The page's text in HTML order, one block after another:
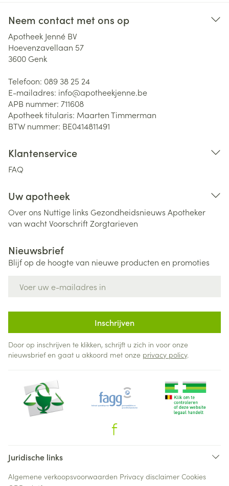
Neem contact met ons op
Apotheek Jenné BV
Hoevenzavellaan 57
3600 Genk
Telefoon: 089 38 25 24
E-mailadres: info@apotheekjenne.be
APB nummer: 711608
Apotheek titularis: Maarten Timmerman
BTW nummer: BE0414811491
Klantenservice
FAQ
Uw apotheek
Over ons Nuttige links Gezondheidsnieuws Apotheker
van wachtVoorschriftZorgtarieven
Nieuwsbrief
Blijf op de hoogte van nieuwe producten en promoties
Inschrijven
Door op inschrijven te klikken, schrijft u zich in voor onze
nieuwsbrief en gaat u akkoord met onze privacy policy.
Juridische links
Algemene verkoopsvoorwaarden Privacy disclaimer Cookies